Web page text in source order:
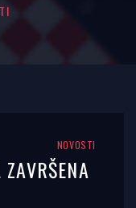
NOVOSTI